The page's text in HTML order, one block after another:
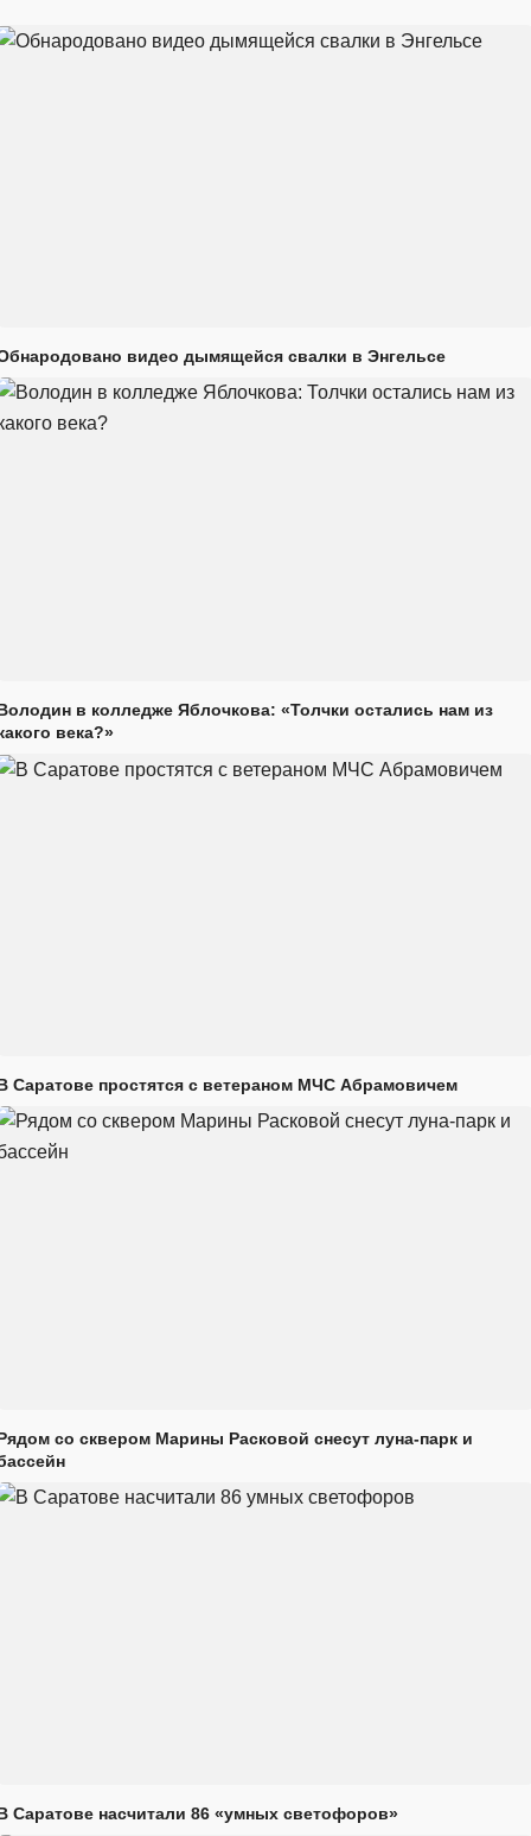
видео дымящейся свалки в Энгельсе
в колледже Яблочкова: «Толчки остались нам из
века?»
Саратове простятся с ветераном МЧС Абрамовичем
со сквером Марины Расковой снесут луна-парк и
Саратове насчитали 86 «умных светофоров»